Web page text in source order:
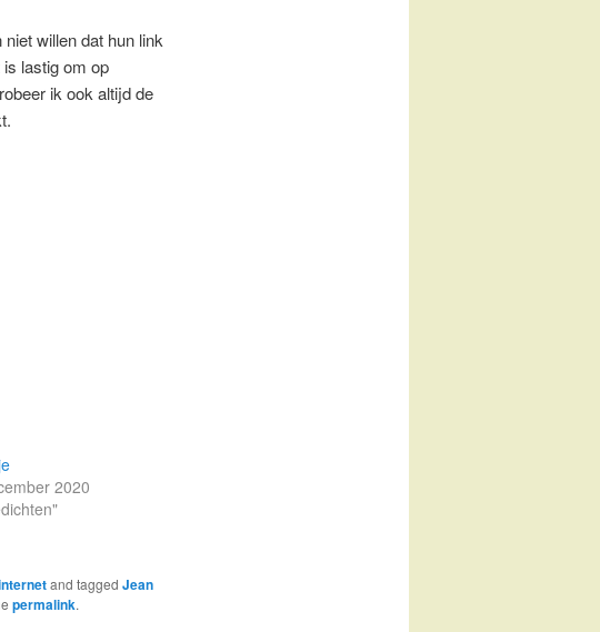
willen dat hun link
lastig om op
ik ook altijd de
2020
and tagged Jean
permalink.